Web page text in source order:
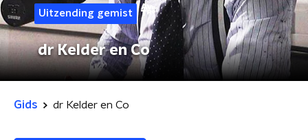
Uitzending gemist
dr Kelder en Co
Gids dr Kelder en Co